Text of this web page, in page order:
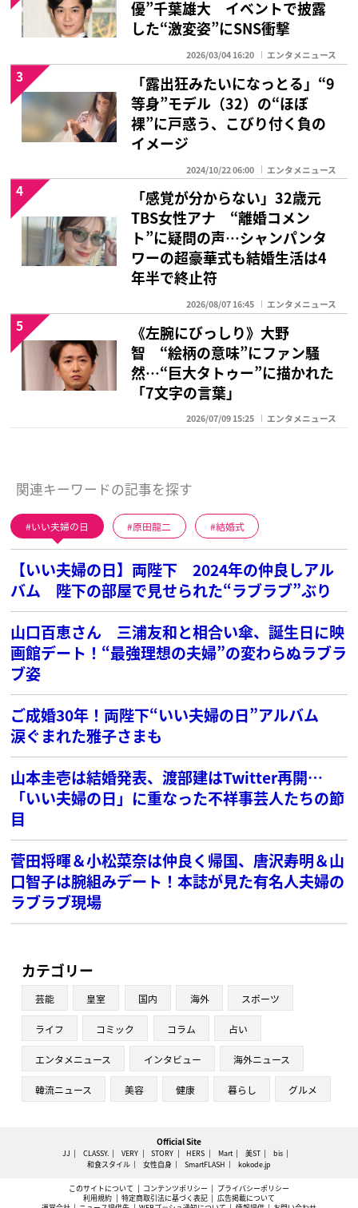
優”千葉雄大 イベントで披露
した“激変姿”にSNS衝撃
2026/03/04 16:20 エンタメニュース
「露出狂みたいになっとる」“9
等身”モデル（32）の“ほぼ
裸”に戸惑う、こびり付く負の
イメージ
2024/10/22 06:00 エンタメニュース
3
「感覚が分からない」32歳元
TBS女性アナ “離婚コメン
ト”に疑問の声…シャンパンタ
ワーの超豪華式も結婚生活は4
年半で終止符
2026/08/07 16:45 エンタメニュース
4
《左腕にびっしり》大野
智 “絵柄の意味”にファン騒
然…“巨大タトゥー”に描かれた
「7文字の言葉」
2026/07/09 15:25 エンタメニュース
5
関連キーワードの記事を探す
いい夫婦の日 原田龍二 結婚式
【いい夫婦の日】両陛下 2024年の仲良しアル
バム 陛下の部屋で見せられた“ラブラブ”ぶり
山口百恵さん 三浦友和と相合い傘、誕生日に映
画館デート！“最強理想の夫婦”の変わらぬラブラ
ブ姿
ご成婚30年！両陛下“いい夫婦の日”アルバム
涙ぐまれた雅子さまも
山本圭壱は結婚発表、渡部建はTwitter再開…
「いい夫婦の日」に重なった不祥事芸人たちの節
目
菅田将暉＆小松菜奈は仲良く帰国、唐沢寿明＆山
口智子は腕組みデート！本誌が見た有名人夫婦の
ラブラブ現場
カテゴリー
芸能 皇室 国内 海外 スポーツ
ライフ コミック コラム 占い
エンタメニュース インタビュー 海外ニュース
韓流ニュース 美容 健康 暮らし グルメ
Official Site
JJ CLASSY. VERY STORY HERS Mart 美ST
bis
和食スタイル
女性自身 SmartFLASH kokode.jp
このサイトについて コンテンツポリシー
プライバシーポリシー
利用規約
特定商取引法に基づく表記
広告掲載について